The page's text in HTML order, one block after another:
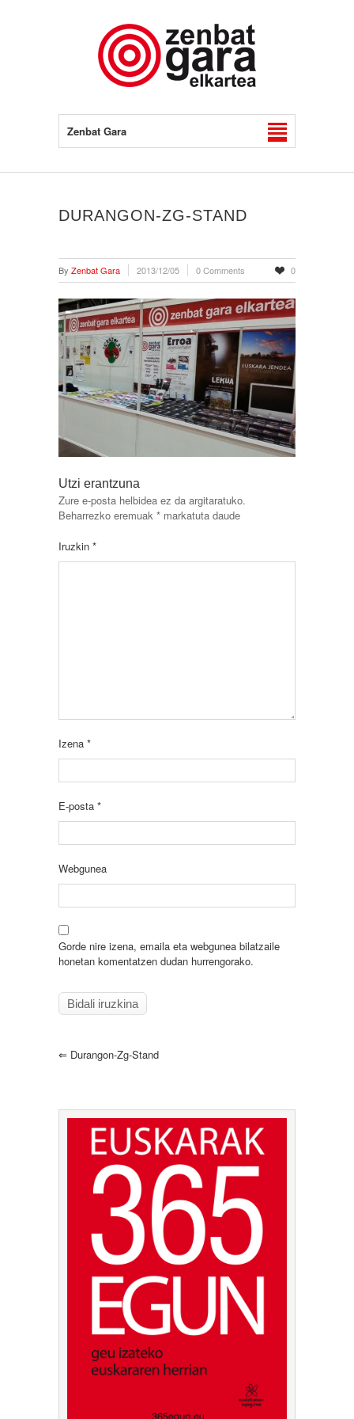
Zenbat Gara
DURANGON-ZG-STAND
By Zenbat Gara 2013/12/05 0 Comments 0
Utzi erantzuna
Zure e-posta helbidea ez da argitaratuko.
Beharrezko eremuak * markatuta daude
Iruzkin *
Izena *
E-posta *
Webgunea
Gorde nire izena, emaila eta webgunea bilatzaile
honetan komentatzen dudan hurrengorako.
⇐ Durangon-Zg-Stand